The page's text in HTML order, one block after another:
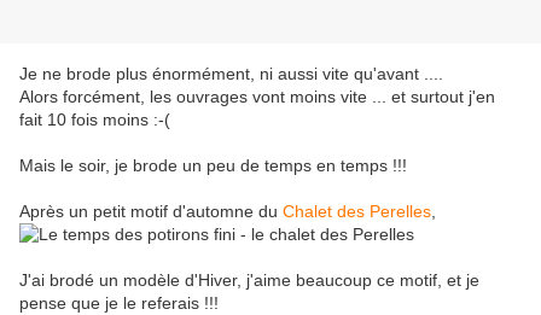
Je ne brode plus énormément, ni aussi vite qu'avant ....
Alors forcément, les ouvrages vont moins vite ... et surtout j'en
fait 10 fois moins :-(
Mais le soir, je brode un peu de temps en temps !!!
Après un petit motif d'automne du Chalet des Perelles
J'ai brodé un modèle d'Hiver, j'aime beaucoup ce motif, et je
pense que je le referais !!!